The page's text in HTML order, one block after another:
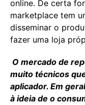
online. De certa
marketplace tem
disseminar o
fazer uma loja
O mercado de
muito técnicos
aplicador. Em
à ideia de o